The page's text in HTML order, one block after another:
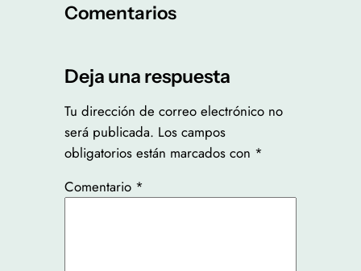
Comentarios
Deja una respuesta
Tu dirección de correo electrónico no
será publicada. Los campos
obligatorios están marcados con *
Comentario *